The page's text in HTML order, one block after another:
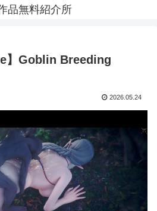
品無料紹介所
】Goblin Breeding
2026.05.24